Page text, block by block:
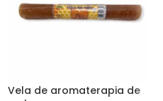
Vela de aromaterapia de